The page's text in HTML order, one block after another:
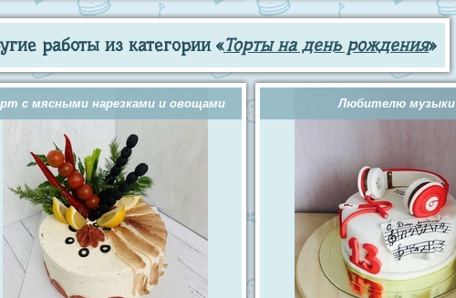
работы из категории «Торты на день рождения»
с мясными нарезками и овощами Любителю музыки